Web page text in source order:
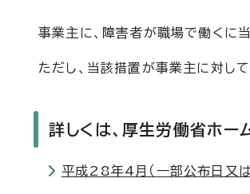
事業主に、障害者が職場で働くに
ただし、当該措置が事業主に対し
詳しくは、厚生労働省ホー
平成28年4月（一部公布日又